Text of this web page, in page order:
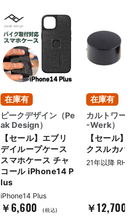
在庫有
ピークデザイン（Pe
ak Design）
【セール】エブリ
デイループケース
スマホケース チャ
コール iPhone14 P
lus
iPhone14 Plus
￥6,600 (税込)
在庫有
カルトワ
-Werk）
【セール
クスルカバ
21年以降
￥12,700